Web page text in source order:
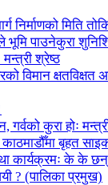
निर्माणको मिति
भूमि पाउनेकुरा
श्रेष्ठ
विमान क्षतविक्षत
गर्वको कुरा होः
काठमाडौँमा बृहत
कार्यक्रमः के के
? (पालिका प्रमुख)